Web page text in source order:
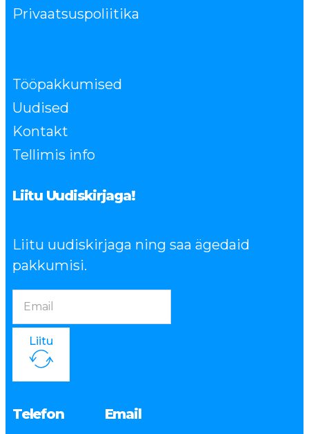
Privaatsuspoliitika
Tööpakkumised
Uudised
Kontakt
Tellimis info
Liitu Uudiskirjaga!
Liitu uudiskirjaga ning saa ägedaid
pakkumisi.
Liitu
Telefon Email